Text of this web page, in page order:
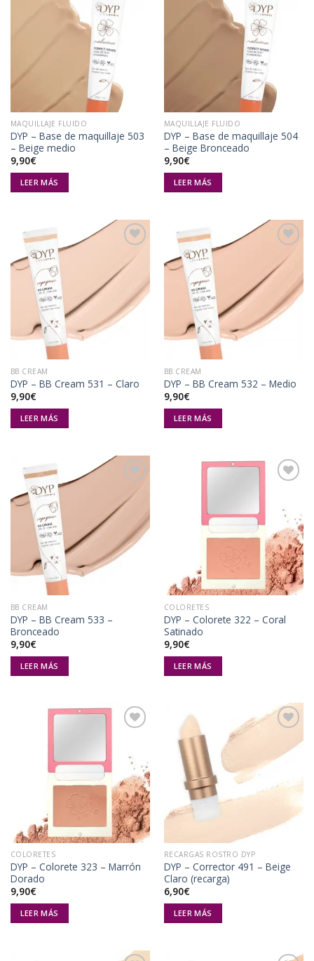
Añadir
lista de
MAQUILLAJE FLUIDO
DYP – Base de maquillaje 503
– Beige medio
9,90€
LEER MÁS
Añadir
lista de
MAQUILLAJE FLUIDO
DYP – Base de maquillaje 504
– Beige Bronceado
9,90€
LEER MÁS
Añadir
lista de
deseos
BB CREAM
DYP – BB Cream 531 – Claro
9,90€
LEER MÁS
Añadir
lista de
deseos
BB CREAM
DYP – BB Cream 532 – Medio
9,90€
LEER MÁS
Añadir
lista de
deseos
BB CREAM
DYP – BB Cream 533 –
Bronceado
9,90€
LEER MÁS
Añadir
a la
lista de
deseos
COLORETES
DYP – Colorete 322 – Coral
Satinado
9,90€
LEER MÁS
Añadir
a la
lista de
deseos
COLORETES
DYP – Colorete 323 – Marrón
Dorado
9,90€
LEER MÁS
Añadir
lista de
deseos
RECARGAS ROSTRO DYP
DYP – Corrector 491 – Beige
Claro (recarga)
6,90€
LEER MÁS